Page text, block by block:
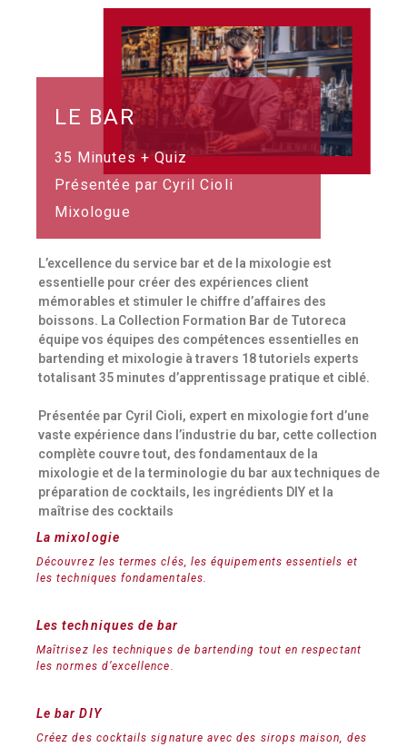
LE BAR
35 Minutes + Quiz
Présentée par Cyril Cioli
Mixologue
L’excellence du service bar et de la mixologie est
essentielle pour créer des expériences client
mémorables et stimuler le chiffre d’affaires des
boissons. La Collection Formation Bar de Tutoreca
équipe vos équipes des compétences essentielles en
bartending et mixologie à travers 18 tutoriels experts
totalisant 35 minutes d’apprentissage pratique et ciblé.
Présentée par Cyril Cioli, expert en mixologie fort d’une
vaste expérience dans l’industrie du bar, cette collection
complète couvre tout, des fondamentaux de la
mixologie et de la terminologie du bar aux techniques de
préparation de cocktails, les ingrédients DIY et la
maîtrise des cocktails
La mixologie
Découvrez les termes clés, les équipements essentiels et
les techniques fondamentales.
Les techniques de bar
Maîtrisez les techniques de bartending tout en respectant
les normes d’excellence.
Le bar DIY
Créez des cocktails signature avec des sirops maison, des